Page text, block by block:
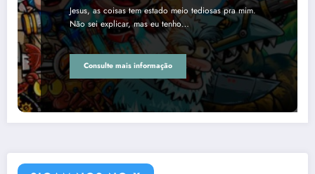
Jesus, as coisas tem estado meio tediosas pra mim.
Não sei explicar, mas eu tenho…
Consulte mais informação